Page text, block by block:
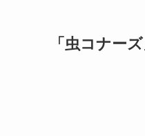
「虫コナー